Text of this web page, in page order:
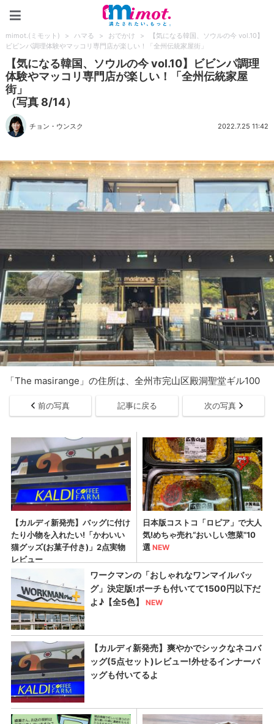
mimot.(ミモット) > ハマる > おでかけ >
【気になる韓国、ソウルの今 vol.10】
ビビンパ調理体験やマッコリ専門店が楽しい！「全州伝統家屋街」
【気になる韓国、ソウルの今 vol.10】ビビンパ調理
体験やマッコリ専門店が楽しい！「全州伝統家屋
街」
（写真 8/14）
チョン・ウンスク 2022.7.25 11:42
「The masirange」の住所は、全州市完山区殿洞聖堂ギル100
前の写真 記事に戻る 次の写真